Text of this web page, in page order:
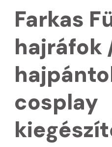
Farkas
hajráfok
cosplay